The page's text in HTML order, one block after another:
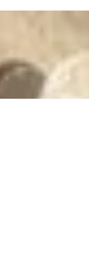
nationella
baljväxter,
kött.